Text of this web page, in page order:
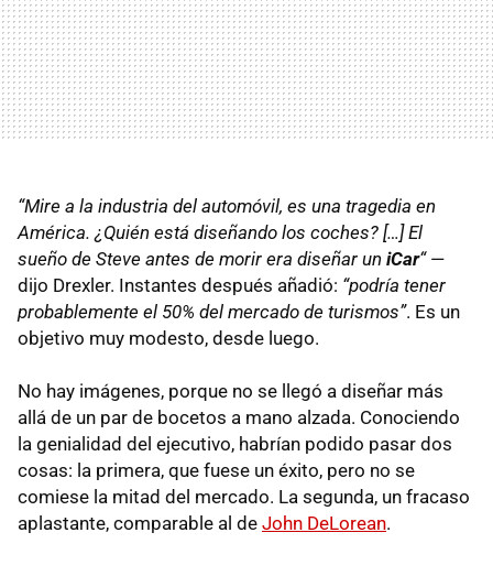
“Mire a la industria del automóvil, es una tragedia en
América. ¿Quién está diseñando los coches? […] El
sueño de Steve antes de morir era diseñar un iCar“—
dijo Drexler. Instantes después añadió: “podría tener
probablemente el 50% del mercado de turismos”. Es un
objetivo muy modesto, desde luego.
No hay imágenes, porque no se llegó a diseñar más
allá de un par de bocetos a mano alzada. Conociendo
la genialidad del ejecutivo, habrían podido pasar dos
cosas: la primera, que fuese un éxito, pero no se
comiese la mitad del mercado. La segunda, un fracaso
aplastante, comparable al de John DeLorean.